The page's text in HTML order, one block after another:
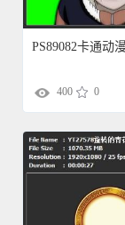
PS89082卡通动
400 0